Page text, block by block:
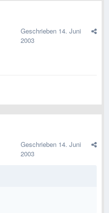
Geschrieben 14. Juni
2003
Geschrieben 14. Juni
2003